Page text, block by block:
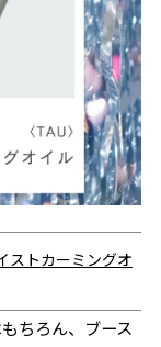
ストカーミングオ
ちろん、ブース